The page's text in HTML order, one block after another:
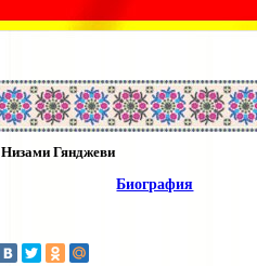
Низами Гянджеви
Биография